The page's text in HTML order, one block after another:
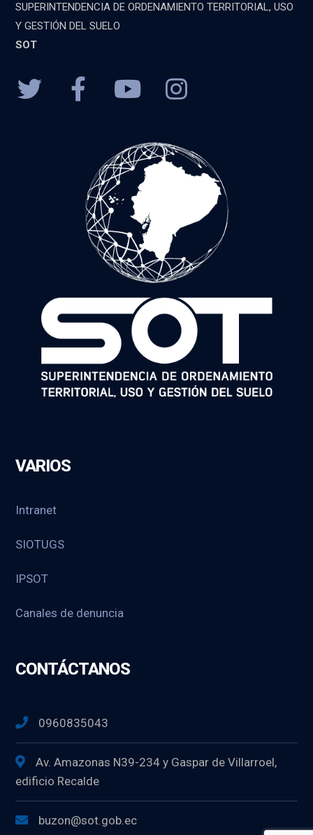
SUPERINTENDENCIA DE ORDENAMIENTO TERRITORIAL, USO
Y GESTIÓN DEL SUELO
SOT
VARIOS
Intranet
SIOTUGS
IPSOT
Canales de denuncia
CONTÁCTANOS
0960835043
Av. Amazonas N39-234 y Gaspar de Villarroel,
edificio Recalde
buzon@sot.gob.ec